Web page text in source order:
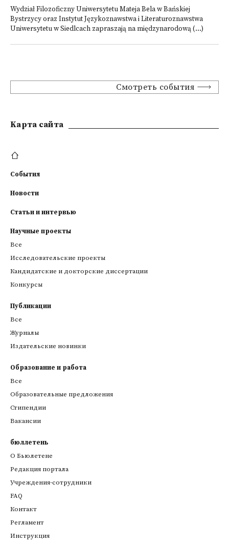
Wydział Filozoficzny Uniwersytetu Mateja Bela w Bańskiej
Bystrzycy oraz Instytut Językoznawstwa i Literaturoznawstwa
Uniwersytetu w Siedlcach zapraszają na międzynarodową (...)
Смотреть события
Kарта сайта
События
Новости
Статьи и интервью
Научные проекты
Все
Исследовательские проекты
Кандидатские и докторские диссертации
Конкурсы
Публикации
Все
Журналы
Издательские новинки
Образование и работа
Все
Образовательные предложения
Стипендии
Вакансии
бюллетень
О Бьюлетене
Редакция портала
Учреждения-сотрудники
FAQ
Контакт
Регламент
Инструкция